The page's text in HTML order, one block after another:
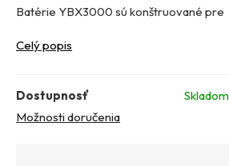
Batérie YBX3000 sú konštruované pre
Celý popis
Dostupnosť
Skladom
Možnosti doručenia